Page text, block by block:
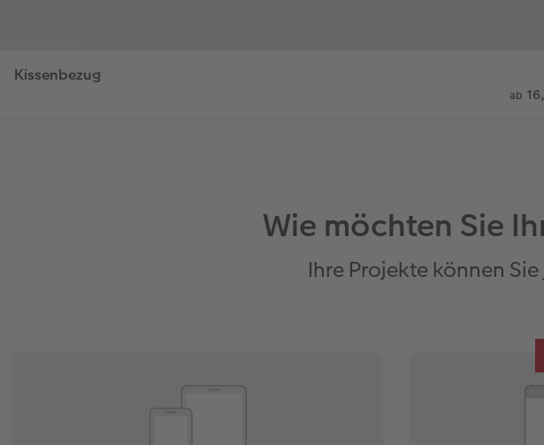
Kissenbezug
ab
Wie möchten Sie
Ihre Projekte können